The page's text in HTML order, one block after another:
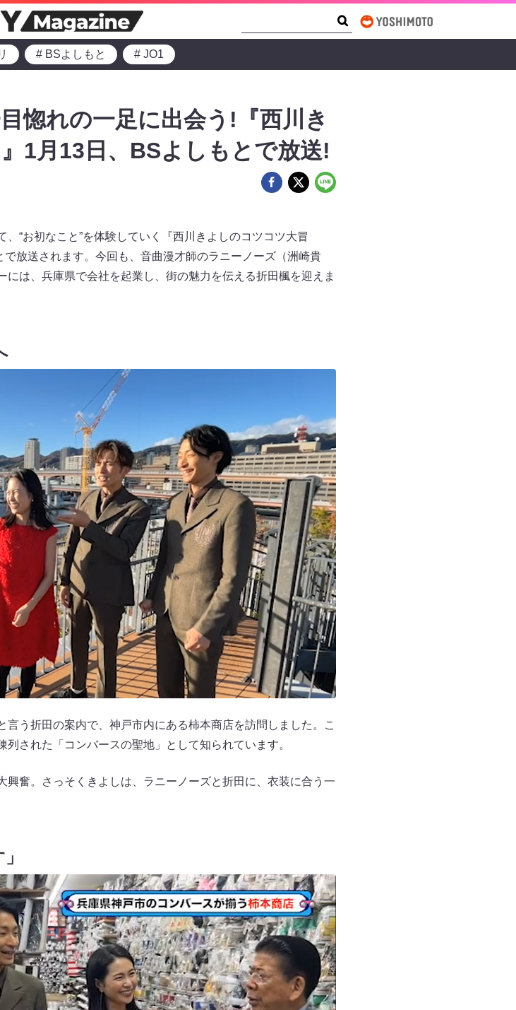
# BSよしもと # JO1
惚れの一足に出会う!『西川き
1月13日、BSよしもとで放送!
“お初なこと”を体験していく『西川きよしのコツコツ大冒
放送されます。今回も、音曲漫才師のラニーノーズ（洲崎貴
は、兵庫県で会社を起業し、街の魅力を伝える折田楓を迎えま
う折田の案内で、神戸市内にある柿本商店を訪問しました。こ
された「コンバースの聖地」として知られています。
興奮。さっそくきよしは、ラニーノーズと折田に、衣装に合う一